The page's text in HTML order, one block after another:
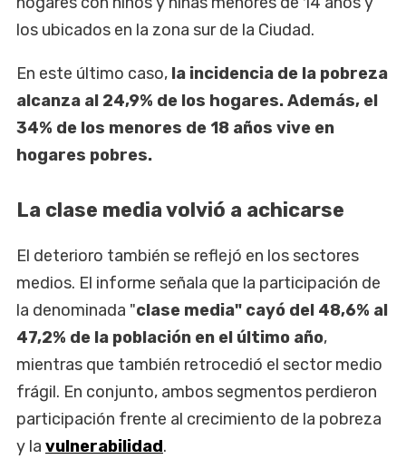
los ubicados en la zona sur de la Ciudad.
En este último caso, la incidencia de la pobreza
alcanza al 24,9% de los hogares. Además, el
34% de los menores de 18 años vive en
hogares pobres.
La clase media volvió a achicarse
El deterioro también se reflejó en los sectores
medios. El informe señala que la participación de
la denominada "clase media" cayó del 48,6% al
47,2% de la población en el último año,
mientras que también retrocedió el sector medio
frágil. En conjunto, ambos segmentos perdieron
participación frente al crecimiento de la pobreza
y la vulnerabilidad.